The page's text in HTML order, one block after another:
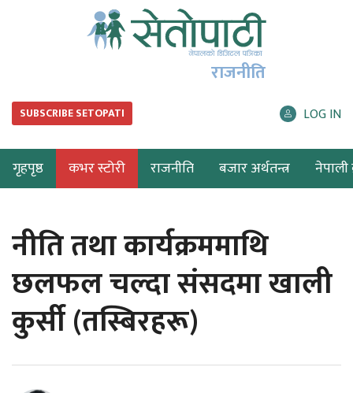
राजनीति
SUBSCRIBE SETOPATI LOG IN
गृहपृष्ठ कभर स्टोरी राजनीति बजार अर्थतन्त्र नेपाली
नीति तथा कार्यक्रममाथि
छलफल चल्दा संसदमा खाली
कुर्सी (तस्बिरहरू)